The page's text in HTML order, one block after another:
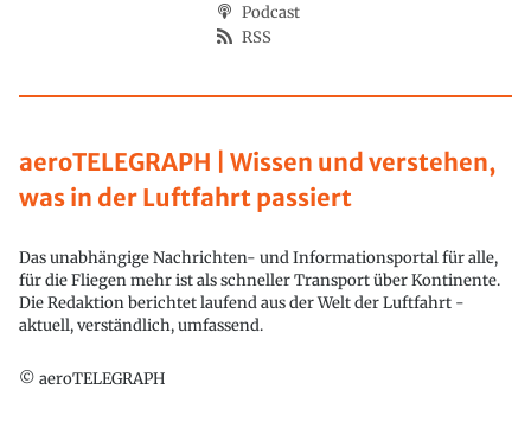
aeroTELEGRAPH | Wissen und verstehen,
was in der Luftfahrt passiert
Das unabhängige Nachrichten- und Informationsportal für alle,
für die Fliegen mehr ist als schneller Transport über Kontinente.
Die Redaktion berichtet laufend aus der Welt der Luftfahrt -
aktuell, verständlich, umfassend.
© aeroTELEGRAPH
Podcast
RSS